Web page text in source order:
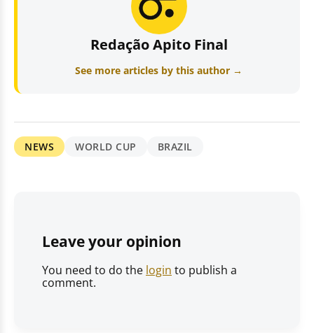
Redação Apito Final
See more articles by this author →
NEWS WORLD CUP BRAZIL
Leave your opinion
You need to do the login to publish a
comment.